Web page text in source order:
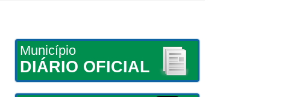
Município
DIÁRIO OFICIAL